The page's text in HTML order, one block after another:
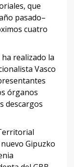
que
pasado–
cuatro
realizado la
Vasco
órganos
descargos
Gipuzko